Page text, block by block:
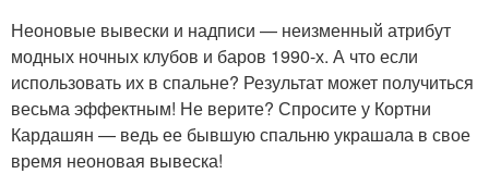
Неоновые вывески и надписи — неизменный атрибут
модных ночных клубов и баров 1990-х. А что если
использовать их в спальне? Результат может получиться
весьма эффектным! Не верите? Спросите у Кортни
Кардашян — ведь ее бывшую спальню украшала в свое
время неоновая вывеска!